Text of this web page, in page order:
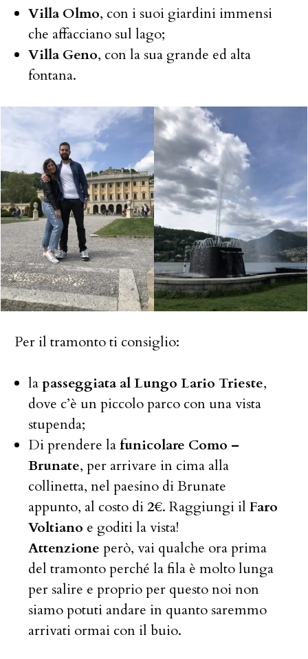
Villa Olmo, con i suoi giardini immensi
che affacciano sul lago;
Villa Geno, con la sua grande ed alta
fontana.
Per il tramonto ti consiglio:
lapasseggiata al Lungo Lario Trieste,
dove c’è un piccolo parco con una vista
stupenda;
Di prendere lafunicolare Como –
Brunate, per arrivare in cima alla
collinetta, nel paesino di Brunate
appunto, al costo di2€. Raggiungi il Faro
Voltiano e goditi la vista!
Attenzione però, vai qualche ora prima
del tramonto perché la fila è molto lunga
per salire e proprio per questo noi non
siamo potuti andare in quanto saremmo
arrivati ormai con il buio.